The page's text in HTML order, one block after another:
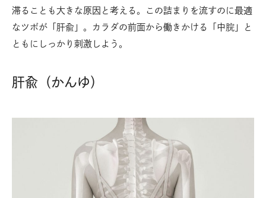
滞ることも大きな原因と考える。この詰まりを流すのに最適
なツボが「肝兪」。カラダの前面から働きかける「中脘」と
ともにしっかり刺激しよう。
肝兪（かんゆ）